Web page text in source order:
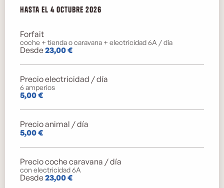
Desde 3 abril 2026 hasta
Hasta el 4 octubre 2026
Forfait
coche + tienda o caravana + electricidad 6A / día
Desde23,00 €
Precio electricidad / día
6 amperios
5,00 €
Precio animal / día
5,00 €
Precio coche caravana / día
con electricidad 6A
Desde23,00 €